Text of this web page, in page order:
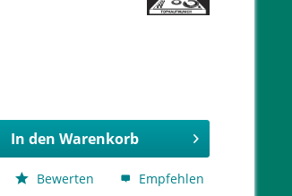
In den Warenkorb
Bewerten Empfehlen